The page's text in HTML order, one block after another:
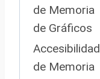
de Memoria
de Gráficos
Accesibilidad
de Memoria